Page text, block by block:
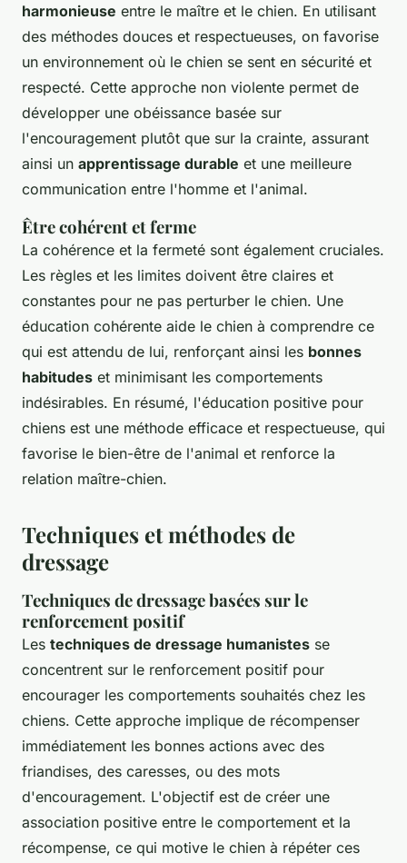
harmonieuse entre le maître et le chien. En utilisant
des méthodes douces et respectueuses, on favorise
un environnement où le chien se sent en sécurité et
respecté. Cette approche non violente permet de
développer une obéissance basée sur
l'encouragement plutôt que sur la crainte, assurant
ainsi un apprentissage durable et une meilleure
communication entre l'homme et l'animal.
Être cohérent et ferme
La cohérence et la fermeté sont également cruciales.
Les règles et les limites doivent être claires et
constantes pour ne pas perturber le chien. Une
éducation cohérente aide le chien à comprendre ce
qui est attendu de lui, renforçant ainsi les bonnes
habitudes et minimisant les comportements
indésirables. En résumé, l'éducation positive pour
chiens est une méthode efficace et respectueuse, qui
favorise le bien-être de l'animal et renforce la
relation maître-chien.
Techniques et méthodes de
dressage
Techniques de dressage basées sur le
renforcement positif
Les techniques de dressage humanistes se
concentrent sur le renforcement positif pour
encourager les comportements souhaités chez les
chiens. Cette approche implique de récompenser
immédiatement les bonnes actions avec des
friandises, des caresses, ou des mots
d'encouragement. L'objectif est de créer une
association positive entre le comportement et la
récompense, ce qui motive le chien à répéter ces